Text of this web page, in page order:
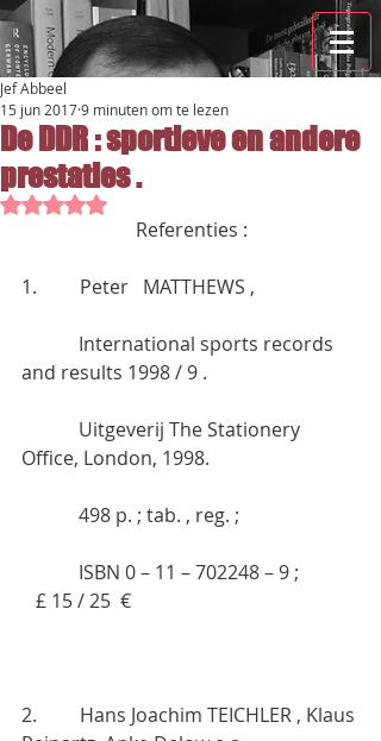
De DDR : sportieve en andere
prestaties .
Jef Abbeel
15 jun 20179 minuten om te lezen
Beoordeeld met NaN uit 5 sterren.
                        Referenties :
1.         Peter   MATTHEWS ,
and results 1998 / 9 .
Office, London, 1998.
            498 p. ; tab. , reg. ;
   £ 15 / 25  €
2.         Hans Joachim TEICHLER , Klaus